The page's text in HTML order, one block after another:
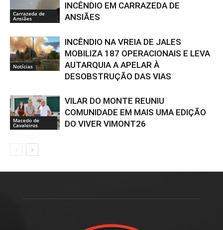
Carrazeda de
Ansiães
INCÊNDIO EM CARRAZEDA DE
ANSIÃES
Notícias
INCÊNDIO NA VREIA DE JALES
MOBILIZA 187 OPERACIONAIS E LEVA
AUTARQUIA A APELAR À
DESOBSTRUÇÃO DAS VIAS
Macedo de
Cavaleiros
VILAR DO MONTE REUNIU
COMUNIDADE EM MAIS UMA EDIÇÃO
DO VIVER VIMONT26